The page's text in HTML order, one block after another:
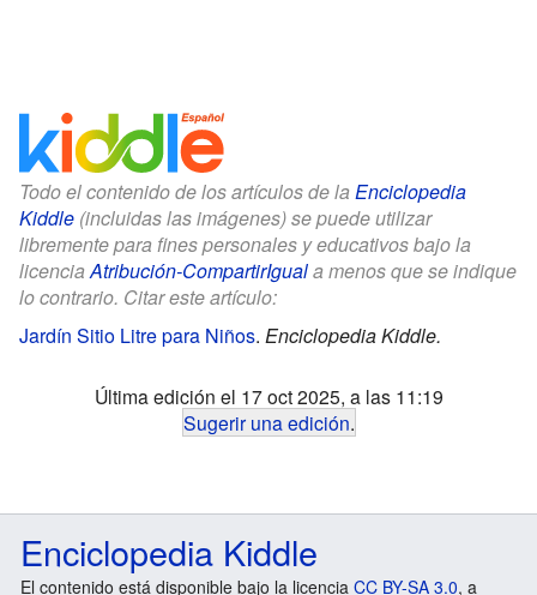
Todo el contenido de los artículos de la Enciclopedia
Kiddle (incluidas las imágenes) se puede utilizar
libremente para fines personales y educativos bajo la
licenciaAtribución-CompartirIguala menos que se indique
lo contrario. Citar este artículo:
Jardín Sitio Litre para Niños. Enciclopedia Kiddle.
Última edición el 17 oct 2025, a las 11:19
Sugerir una edición.
Enciclopedia Kiddle
El contenido está disponible bajo la licencia CC BY-SA 3.0, a